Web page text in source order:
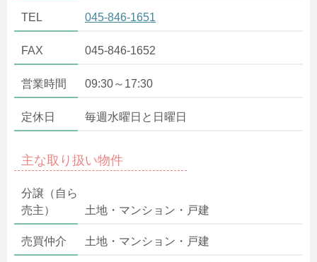
TEL 045-846-1651
FAX 045-846-1652
営業時間 09:30～17:30
定休日 毎週水曜日と日曜日
主な取り扱い物件
分譲（自ら
売主）
土地・マンション・戸建
売買仲介 土地・マンション・戸建